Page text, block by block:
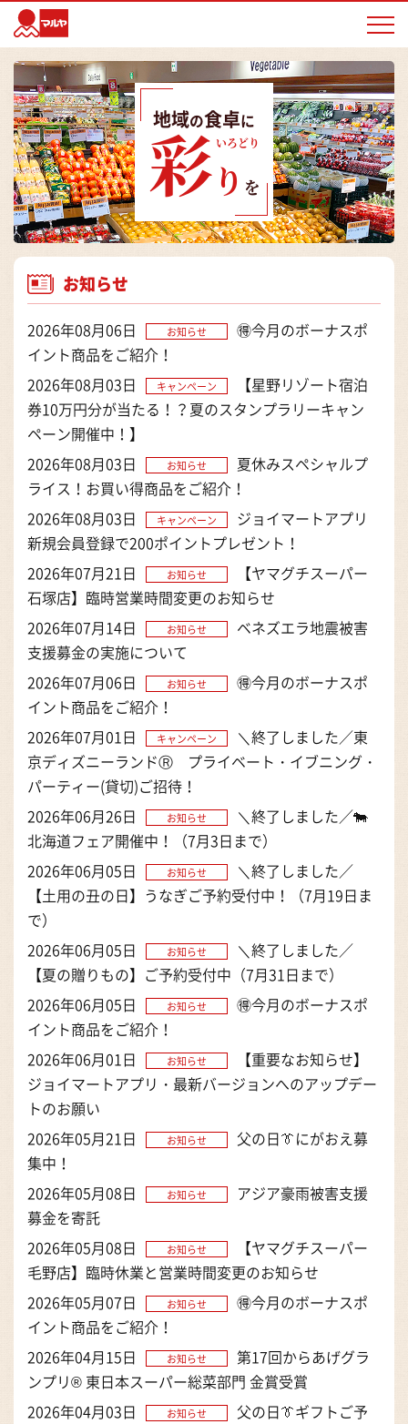
地域の食卓に
彩り
いろどり
を
お知らせ
2026年08月06日 お知らせ
🉐今月のボーナスポ
イント商品をご紹介！
2026年08月03日
キャンペーン
【星野リゾート宿泊
券10万円分が当たる！？夏のスタンプラリーキャン
ペーン開催中！】
2026年08月03日
お知らせ
夏休みスペシャルプ
ライス！お買い得商品をご紹介！
2026年08月03日
キャンペーン
ジョイマートアプリ
新規会員登録で200ポイントプレゼント！
2026年07月21日
お知らせ
【ヤマグチスーパー
石塚店】臨時営業時間変更のお知らせ
2026年07月14日
お知らせ
ベネズエラ地震被害
支援募金の実施について
2026年07月06日
お知らせ
🉐今月のボーナスポ
イント商品をご紹介！
2026年07月01日
キャンペーン
＼終了しました／東
京ディズニーランドⓇ プライベート・イブニング・
パーティー(貸切)ご招待！
2026年06月26日
お知らせ
＼終了しました／🐄
北海道フェア開催中！（7月3日まで）
2026年06月05日
お知らせ
＼終了しました／
【土用の丑の日】うなぎご予約受付中！（7月19日ま
で）
2026年06月05日
お知らせ
＼終了しました／
【夏の贈りもの】ご予約受付中（7月31日まで）
2026年06月05日
お知らせ
🉐今月のボーナスポ
イント商品をご紹介！
2026年06月01日
お知らせ
【重要なお知らせ】
ジョイマートアプリ・最新バージョンへのアップデー
トのお願い
2026年05月21日
お知らせ
父の日👔にがおえ募
集中！
2026年05月08日
お知らせ
アジア豪雨被害支援
募金を寄託
2026年05月08日
お知らせ
【ヤマグチスーパー
毛野店】臨時休業と営業時間変更のお知らせ
2026年05月07日
お知らせ
🉐今月のボーナスポ
イント商品をご紹介！
2026年04月15日
お知らせ
第17回からあげグラ
ンプリ® 東日本スーパー総菜部門 金賞受賞
2026年04月03日
お知らせ
父の日👔ギフトご予